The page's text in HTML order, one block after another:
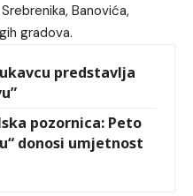
Banovića,
gradova.
predstavlja
pozornica: Peto
donosi umjetnost